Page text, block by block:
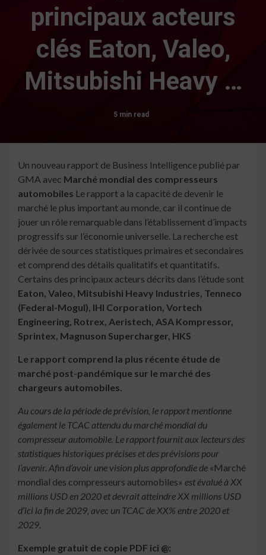
principaux acteurs
clés Eaton, Valeo,
Mitsubishi Heavy …
5 min read
Un nouveau rapport de Business Intelligence publié par
GMA avec Marché mondial des compresseurs
automobiles Le rapport a la capacité de devenir le
marché le plus important au monde, car il continue de
jouer un rôle remarquable dans l’établissement d’impacts
progressifs sur l’économie universelle. La recherche est
dérivée de sources statistiques primaires et secondaires
et comprend des détails qualitatifs et quantitatifs.
Certains des principaux acteurs décrits dans l’étude sont
Eaton, Valeo, Mitsubishi Heavy Industries, Tenneco
(Federal-Mogul), IHI Corporation, Vortech
Engineering, Rotrex, Aeristech, ASA Kompressor,
Sprintex, Magnuson Supercharger, HKS
Le rapport comprend la plus récente étude de
marché post-pandémique sur le marché des
chargeurs automobiles.
Au cours de la période de prévision, le rapport mentionne
également le TCAC attendu du marché mondial du
compresseur automobile. Le rapport fournit aux lecteurs des
statistiques historiques précises et des prévisions pour
l’avenir. Afin d’avoir une vision plus approfondie de «Marché
mondial des compresseurs automobiles» est évalué à XX
millions USD en 2020 et devrait atteindre XX millions USD
d’ici la fin de 2029, avec un TCAC de XX% entre 2020 et
2029.
Exemple gratuit de copie PDF ici @: